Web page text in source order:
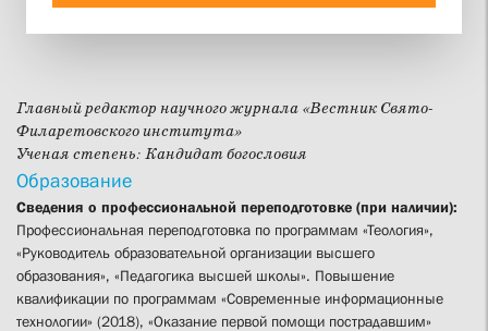
Главный редактор научного журнала «Вестник Свято-
Филаретовского института»
Ученая степень: Кандидат богословия
Образование
Сведения о профессиональной переподготовке (при наличии):
Профессиональная переподготовка по программам «Теология»,
«Руководитель образовательной организации высшего
образования», «Педагогика высшей школы». Повышение
квалификации по программам «Современные информационные
технологии» (2018), «Оказание первой помощи пострадавшим»